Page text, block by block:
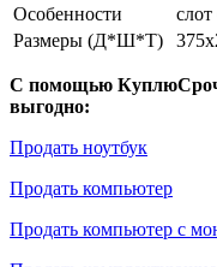
Особенности
Размеры (Д*Ш*Т)
С помощью
выгодно:
Продать ноутбук
Продать компьютер
Продать компьютер с